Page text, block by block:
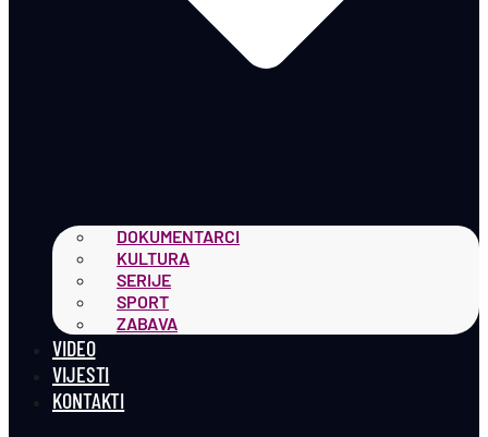
DOKUMENTARCI
KULTURA
SERIJE
SPORT
ZABAVA
VIDEO
VIJESTI
KONTAKTI